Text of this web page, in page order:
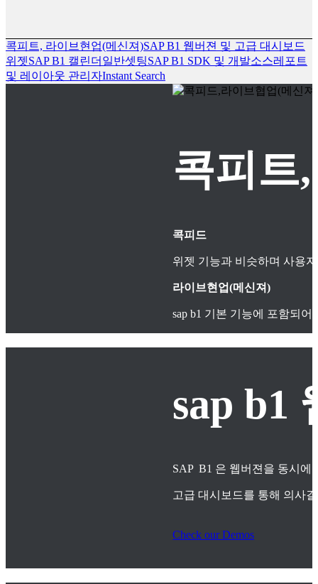
콕피트, 라이브현업(메신져)SAP B1 웹버젼 및 고급 대시보드
위젯SAP B1 캘린더 일반셋팅SAP B1 SDK 및 개발소스레포트
및 레이아웃 관리자Instant Search
콕피트
콕피드
위젯 기능과 비슷하며 사용
라이브현업(메신져)
sap b1 기본 기능에 포함되
sap b1
SAP B1 은 웹버젼을 동시에
고급 대시보드를 통해 의사
Check our Demos